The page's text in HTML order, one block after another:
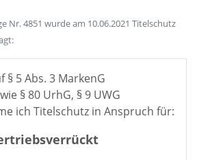
Nr. 4851 wurde am 10.06.2021 Titelschutz
§ 5 Abs. 3 MarkenG
§ 80 UrhG, § 9 UWG
ich Titelschutz in Anspruch für: